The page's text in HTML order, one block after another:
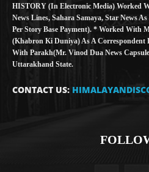
HISTORY (in Electronic Media) Worked
News Lines, Sahara Samaya, Star News
Per Story Base Payment). * Worked With
(Khabron Ki Duniya) As A
With Parakh(Mr. Vinod Dua News
Uttarakhand State.
CONTACT US: